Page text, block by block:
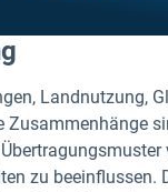
Landnutzung,
Zusammenhänge
zu beeinflussen.